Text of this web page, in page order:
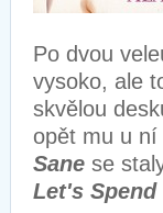
Po dvou
vysoko, ale
skvělou
opět mu u ní
Sane se
Let's Spend